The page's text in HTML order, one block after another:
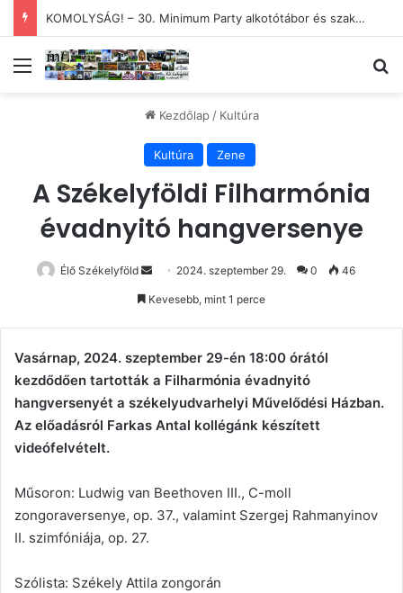
KOMOLYSÁG! – 30. Minimum Party alkotótábor és szakmai fórum
Menü
Kezdőlap / Kultúra
Kultúra Zene
A Székelyföldi Filharmónia
évadnyitó hangversenye
Élő Székelyföld
Send 2024. szeptember 29. 0 46
Kevesebb, mint 1 perce
Vasárnap, 2024. szeptember 29-én 18:00 órától
kezdődően tartották a Filharmónia évadnyitó
hangversenyét a székelyudvarhelyi Művelődési Házban.
Az előadásról Farkas Antal kollégánk készített
videófelvételt.
Műsoron: Ludwig van Beethoven III., C-moll
zongoraversenye, op. 37., valamint Szergej Rahmanyinov
II. szimfóniája, op. 27.
Szólista: Székely Attila zongorán